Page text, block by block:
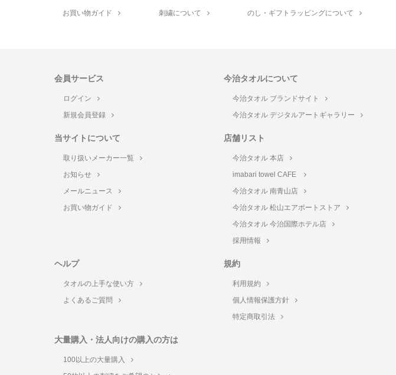
お買い物ガイド 刺繍について のし・ギフトラッピングについて
会員サービス
ログイン
新規会員登録
今治タオルについて
今治タオル ブランドサイト
今治タオル デジタルアートギャラリー
当サイトについて
取り扱いメーカー一覧
お知らせ
メールニュース
お買い物ガイド
店舗リスト
今治タオル 本店
imabari towel CAFE
今治タオル 南青山店
今治タオル 松山エアポートストア
今治タオル 今治国際ホテル店
採用情報
ヘルプ
タオルの上手な使い方
よくあるご質問
規約
利用規約
個人情報保護方針
特定商取引法
大量購入・法人向けの購入の方は
100以上の大量購入